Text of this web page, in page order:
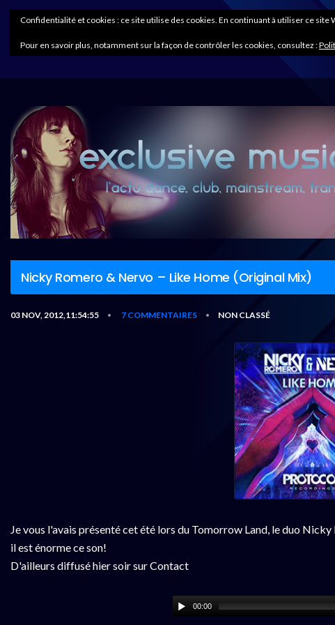
Nicky Romero & Nervo – Like Home (Original Mix)
03 NOV, 2012,11:54:55 • 7 COMMENTAIRES • NON CLASSÉ
Je vous l'avais présenté cet été lors du Tomorrow Land, le duo
il est énorme ce son!
D'ailleurs diffusé hier soir sur Contact
00:00
Confidentialité et cookies : ce site utilise des cookies. En continuant à utiliser ce site
Pour en savoir plus, notamment sur la façon de contrôler les cookies, consultez :